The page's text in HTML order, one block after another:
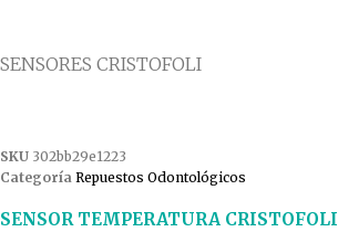
SENSORES CRISTOFOLI
SKU 302bb29e1223
Categoría Repuestos Odontológicos
SENSOR TEMPERATURA CRISTOFOLI